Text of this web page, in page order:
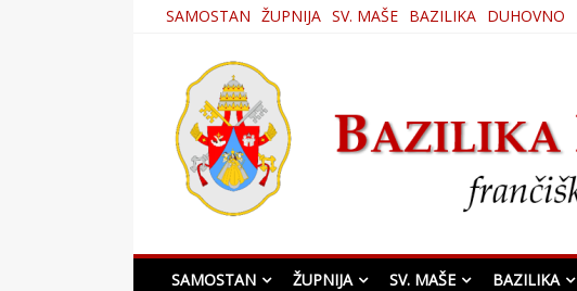
SAMOSTAN ŽUPNIJA SV. MAŠE BAZILIKA DUHOVNO
Bazilika Matere
SAMOSTAN ŽUPNIJA SV. MAŠE BAZILIKA